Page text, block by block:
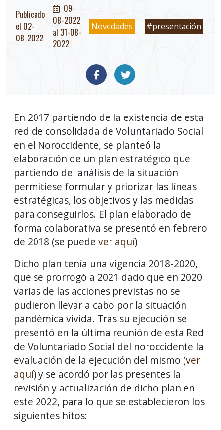
Publicado
el 02-
08-2022
09-
08-2022
al 31-08-
2022
Novedades #presentación
En 2017 partiendo de la existencia de esta
red de consolidada de Voluntariado Social
en el Noroccidente, se planteó la
elaboración de un plan estratégico que
partiendo del análisis de la situación
permitiese formular y priorizar las líneas
estratégicas, los objetivos y las medidas
para conseguirlos. El plan elaborado de
forma colaborativa se presentó en febrero
de 2018 (se puede ver aquí)
Dicho plan tenía una vigencia 2018-2020,
que se prorrogó a 2021 dado que en 2020
varias de las acciones previstas no se
pudieron llevar a cabo por la situación
pandémica vivida. Tras su ejecución se
presentó en la última reunión de esta Red
de Voluntariado Social del noroccidente la
evaluación de la ejecución del mismo (ver
aquí) y se acordó por las presentes la
revisión y actualización de dicho plan en
este 2022, para lo que se establecieron los
siguientes hitos: